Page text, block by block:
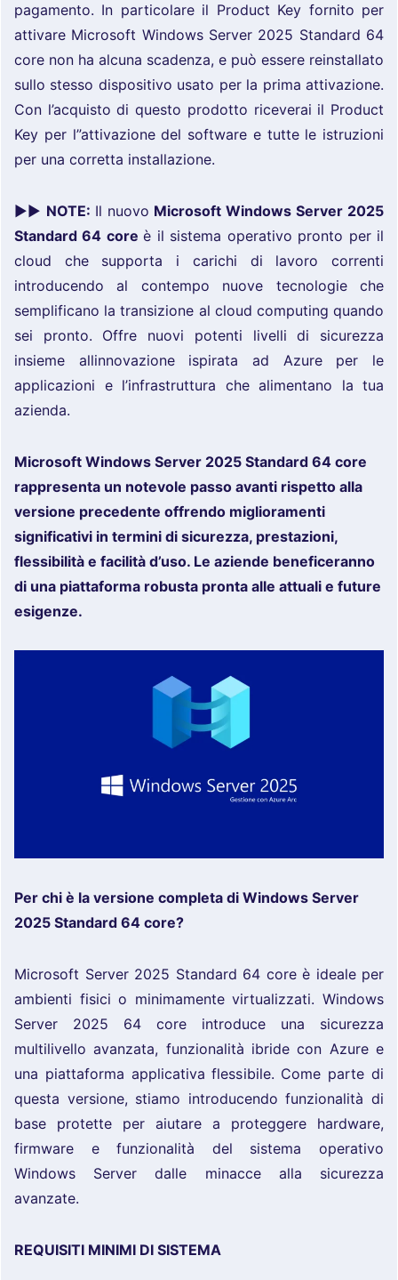
pagamento. In particolare il Product Key fornito per
attivare Microsoft Windows Server 2025 Standard 64
core non ha alcuna scadenza, e può essere reinstallato
sullo stesso dispositivo usato per la prima attivazione.
Con l’acquisto di questo prodotto riceverai il Product
Key per l”attivazione del software e tutte le istruzioni
per una corretta installazione.
►► NOTE: Il nuovo Microsoft Windows Server 2025
Standard 64 coreè il sistema operativo pronto per il
cloud che supporta i carichi di lavoro correnti
introducendo al contempo nuove tecnologie che
semplificano la transizione al cloud computing quando
sei pronto. Offre nuovi potenti livelli di sicurezza
insieme allinnovazione ispirata ad Azure per le
applicazioni e l’infrastruttura che alimentano la tua
azienda.
Microsoft Windows Server 2025 Standard 64 core
rappresenta un notevole passo avanti rispetto alla
versione precedente offrendo miglioramenti
significativi in termini di sicurezza, prestazioni,
flessibilità e facilità d’uso. Le aziende beneficeranno
di una piattaforma robusta pronta alle attuali e future
esigenze.
Per chi è la versione completa di Windows Server
2025 Standard 64 core?
Microsoft Server 2025 Standard 64 core è ideale per
ambienti fisici o minimamente virtualizzati. Windows
Server 2025 64 core introduce una sicurezza
multilivello avanzata, funzionalità ibride con Azure e
una piattaforma applicativa flessibile. Come parte di
questa versione, stiamo introducendo funzionalità di
base protette per aiutare a proteggere hardware,
firmware e funzionalità del sistema operativo
Windows Server dalle minacce alla sicurezza
avanzate.
REQUISITI MINIMI DI SISTEMA